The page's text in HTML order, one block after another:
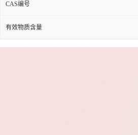
CAS编号
有效物质含量